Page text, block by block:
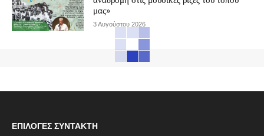
μας»
3 Αυγούστου 2026
ΕΠΙΛΟΓΈΣ ΣΥΝΤΆΚΤΗ